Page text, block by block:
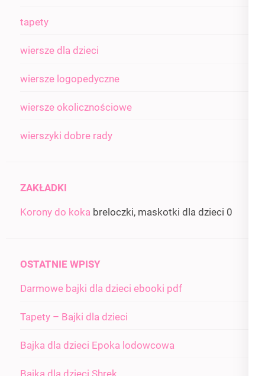
tapety
wiersze dla dzieci
wiersze logopedyczne
wiersze okolicznościowe
wierszyki dobre rady
ZAKŁADKI
Korony do koka breloczki, maskotki dla dzieci 0
OSTATNIE WPISY
Darmowe bajki dla dzieci ebooki pdf
Tapety – Bajki dla dzieci
Bajka dla dzieci Epoka lodowcowa
Bajka dla dzieci Shrek